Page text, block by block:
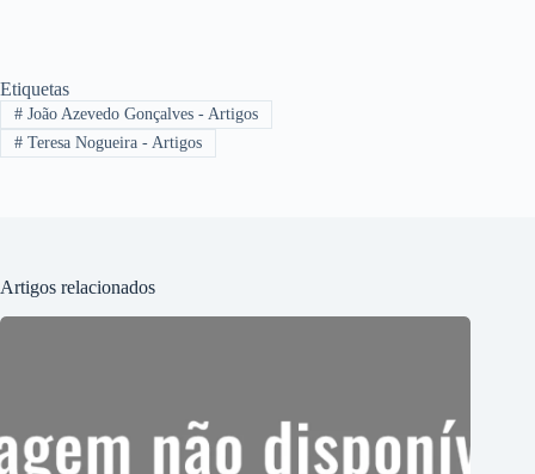
Etiquetas
#João Azevedo Gonçalves - Artigos
#Teresa Nogueira - Artigos
Artigos relacionados